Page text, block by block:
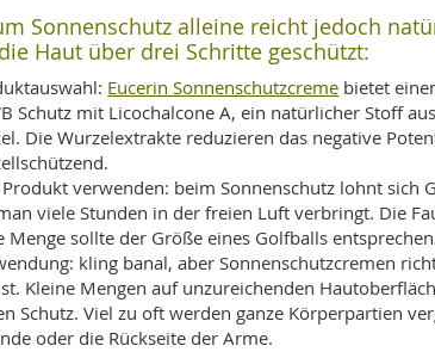
Sonnenschutz alleine reicht jedoch
Haut über drei Schritte geschützt:
Eucerin Sonnenschutzcreme bietet
Schutz mit Licochalcone A, ein natürlicher Stoff
Die Wurzelextrakte reduzieren das negative
verwenden: beim Sonnenschutz lohnt sich
viele Stunden in der freien Luft verbringt. Die
Menge sollte der Größe eines Golfballs
kling banal, aber Sonnenschutzcremen
Kleine Mengen auf unzureichenden
Schutz. Viel zu oft werden ganze Körperpartien
oder die Rückseite der Arme.